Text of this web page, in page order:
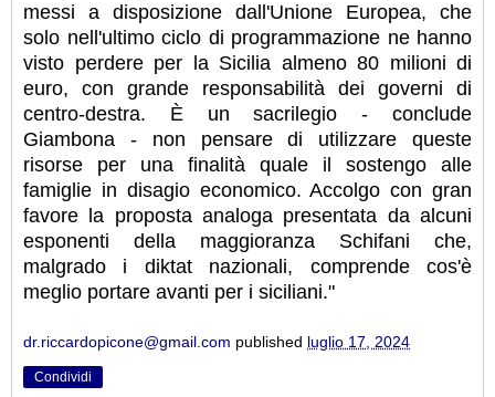
messi a disposizione dall'Unione Europea, che
solo nell'ultimo ciclo di programmazione ne hanno
visto perdere per la Sicilia almeno 80 milioni di
euro, con grande responsabilità dei governi di
centro-destra. È un sacrilegio - conclude
Giambona - non pensare di utilizzare queste
risorse per una finalità quale il sostengo alle
famiglie in disagio economico. Accolgo con gran
favore la proposta analoga presentata da alcuni
esponenti della maggioranza Schifani che,
malgrado i diktat nazionali, comprende cos'è
meglio portare avanti per i siciliani."
dr.riccardopicone@gmail.com published luglio 17, 2024
Condividi